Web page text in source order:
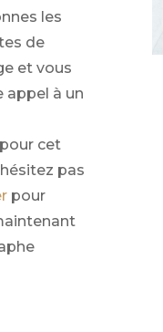
les
de
et vous
appel à un
cet
pas
pour